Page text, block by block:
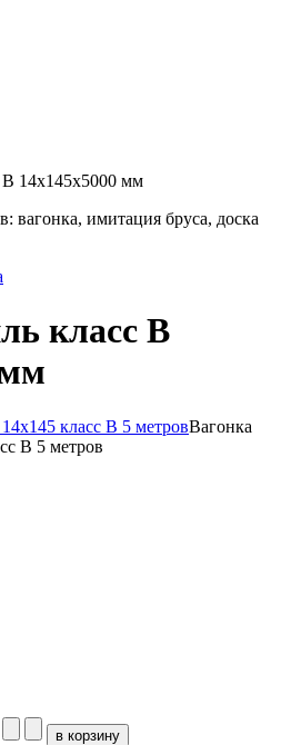
В 14x145x5000 мм
класс В
Вагонка
B 5 метров